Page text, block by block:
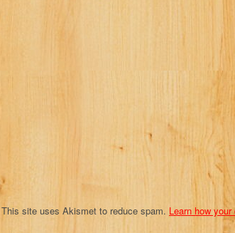
n
This site uses Akismet to reduce spam. Learn how